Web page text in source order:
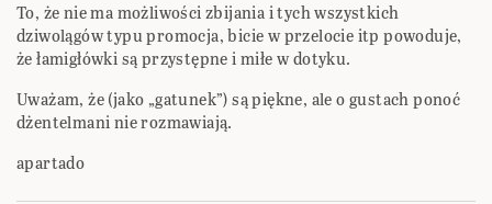
To, że nie ma możliwości zbijania i tych wszystkich
dziwolągów typu promocja, bicie w przelocie itp powoduje,
że łamigłówki są przystępne i miłe w dotyku.
Uważam, że (jako „gatunek”) są piękne, ale o gustach ponoć
dżentelmani nie rozmawiają.
apartado